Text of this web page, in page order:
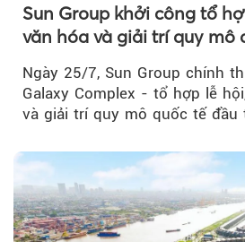
Sun Group khởi công tổ
văn hóa và giải trí quy mô
Ngày 25/7, Sun Group chính
Galaxy Complex - tổ hợp lễ
và giải trí quy mô quốc tế đầu